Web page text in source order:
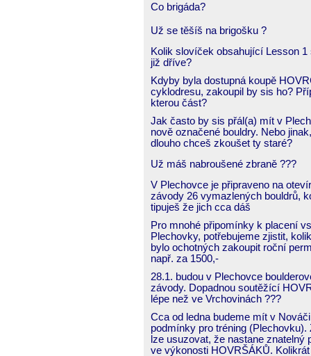
Co brigáda?
Už se těšíš na brigošku ?
Kolik slovíček obsahující Lesson 1
již dříve?
Kdyby byla dostupná koupě
cyklodresu, zakoupil by sis ho?
kterou část?
Jak často by sis přál(a) mít v
nově označené bouldry. Nebo
dlouho chceš zkoušet ty staré?
Už máš nabroušené zbraně ???
V Plechovce je připraveno na
závody 26 vymazlených bouldrů,
tipuješ že jich cca dáš
Pro mnohé připomínky k placení
Plechovky, potřebujeme zjistit,
bylo ochotných zakoupit roční
např. za 1500,-
28.1. budou v Plechovce
závody. Dopadnou soutěžící
lépe než ve Vrchovinách ???
Cca od ledna budeme mít v
podmínky pro tréning (Plechovku).
lze usuzovat, že nastane znatelný
ve výkonosti HOVRŠÁKŮ.